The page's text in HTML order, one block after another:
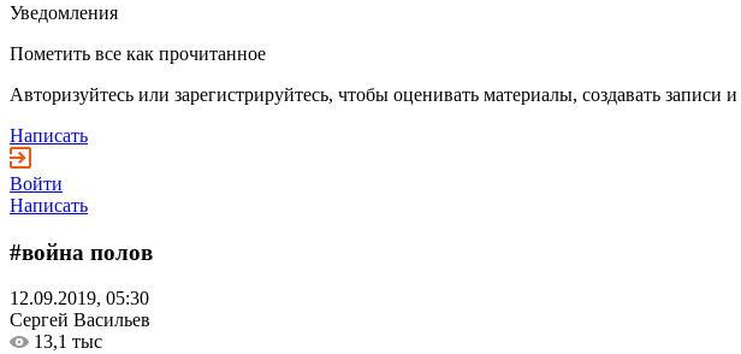
Уведомления
Пометить все как прочитанное
Авторизуйтесь или зарегистрируйтесь, чтобы оценивать материалы, создавать записи
Написать
Войти
Написать
#война полов
12.09.2019, 05:30
Сергей Васильев
13,1 тыс